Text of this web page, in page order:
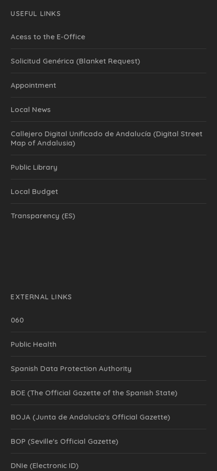
USEFUL LINKS
Acess to the E-Office
Solicitud Genérica (Blanket Request)
Appointment
Local News
Callejero Digital Unificado de Andalucía (Digital Street
Map of Andalusia)
Public Library
Local Budget
Transparency (ES)
EXTERNAL LINKS
060
Public Health
Spanish Data Protection Authority
BOE (The Official Gazette of the Spanish State)
BOJA (Junta de Andalucía's Official Gazette)
BOP (Seville's Official Gazette)
DNIe (Electronic ID)